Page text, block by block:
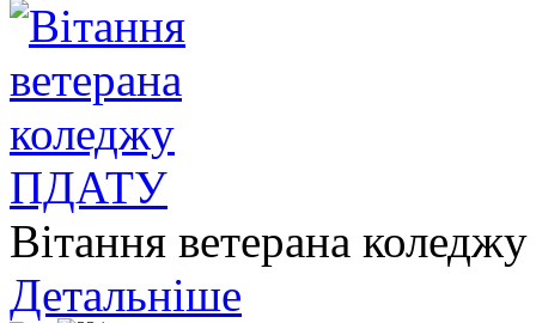
Вітання ветерана
Детальніше